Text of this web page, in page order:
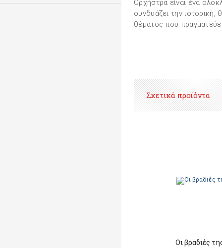
Ορχήστρα είναι ένα
συνδυάζει την
θέματος που
Σχετικά προϊόντα
Οι βραδιές